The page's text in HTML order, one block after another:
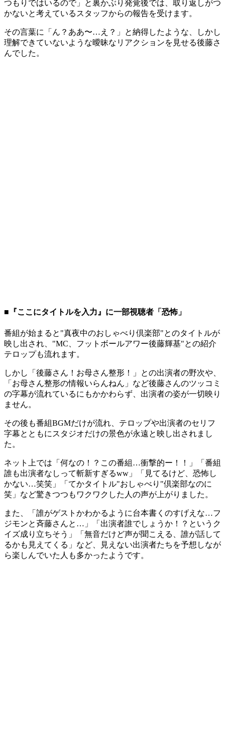
つもりではいるので」と裏かぶり発覚後では、取り返しがつ
かないと考えているスタッフからの報告を受けます。
その言葉に「ん？ああ〜…え？」と納得したような、しかし
理解できていないような曖昧なリアクションを見せる後藤さ
んでした。
■『ここにタイトルを入力』に一部視聴者「恐怖」
番組が始まると"真夜中のおしゃべり倶楽部"とのタイトルが
映し出され、"MC、フットボールアワー後藤輝基"との紹介
テロップも流れます。
しかし「後藤さん！お母さん整形！」との出演者の野次や、
「お母さん整形の情報いらんねん」など後藤さんのツッコミ
の字幕が流れているにもかかわらず、出演者の姿が一切映り
ません。
その後も番組BGMだけが流れ、テロップや出演者のセリフ
字幕とともにスタジオだけの景色が永遠と映し出されまし
た。
ネット上では「何なの！？この番組…衝撃的ー！！」「番組
誰も出演者なしって斬新すぎるww」「見てるけど、恐怖し
かない…笑笑」「てかタイトル"おしゃべり"倶楽部なのに
笑」など驚きつつもワクワクした人の声が上がりました。
また、「誰がゲストかわかるように台本書くのすげえな…フ
ジモンと斉藤さんと…」「出演者誰でしょうか！？というク
イズ成り立ちそう」「無音だけど声が聞こえる、誰が話して
るかも見えてくる」など、見えない出演者たちを予想しなが
ら楽しんでいた人も多かったようです。